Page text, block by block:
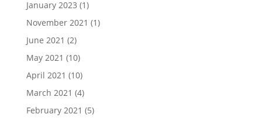
January 2023 (1)
November 2021 (1)
June 2021 (2)
May 2021 (10)
April 2021 (10)
March 2021 (4)
February 2021 (5)